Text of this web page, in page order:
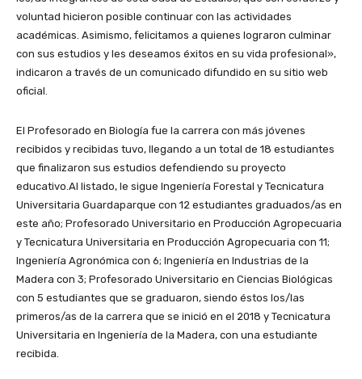
voluntad hicieron posible continuar con las actividades
académicas. Asimismo, felicitamos a quienes lograron culminar
con sus estudios y les deseamos éxitos en su vida profesional»,
indicaron a través de un comunicado difundido en su sitio web
oficial.
El Profesorado en Biología fue la carrera con más jóvenes
recibidos y recibidas tuvo, llegando a un total de 18 estudiantes
que finalizaron sus estudios defendiendo su proyecto
educativo.Al listado, le sigue Ingeniería Forestal y Tecnicatura
Universitaria Guardaparque con 12 estudiantes graduados/as en
este año; Profesorado Universitario en Producción Agropecuaria
y Tecnicatura Universitaria en Producción Agropecuaria con 11;
Ingeniería Agronómica con 6; Ingeniería en Industrias de la
Madera con 3; Profesorado Universitario en Ciencias Biológicas
con 5 estudiantes que se graduaron, siendo éstos los/las
primeros/as de la carrera que se inició en el 2018 y Tecnicatura
Universitaria en Ingeniería de la Madera, con una estudiante
recibida.